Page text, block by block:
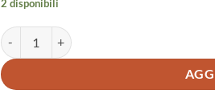
2 disponibili
Omtd T-Balance Round Weedless OJ100